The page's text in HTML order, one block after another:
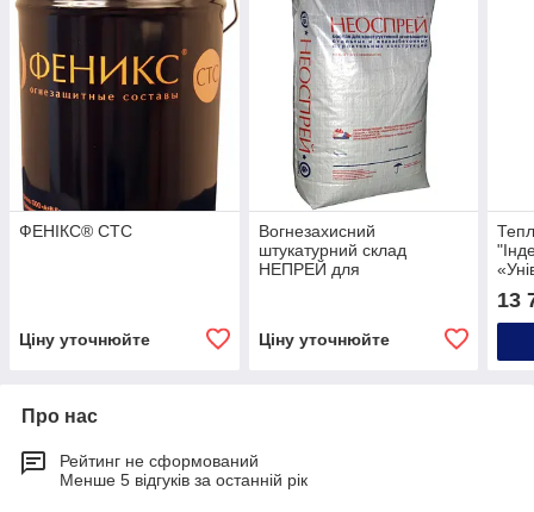
ФЕНІКС® СТС
Ціну уточнюйте
Вогнезахисний
штукатурний склад
НЕПРЕЙ для
Ціну уточнюйте
13
Про нас
Рейтинг не сформований
Менше 5 відгуків за останній рік